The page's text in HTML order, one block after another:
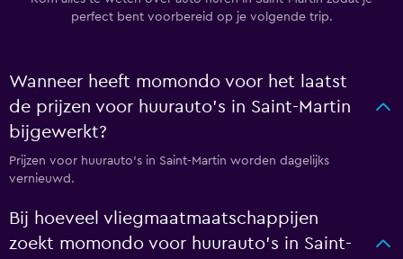
perfect bent voorbereid op je volgende trip.
Wanneer heeft momondo voor het laatst
de prijzen voor huurauto's in Saint-Martin
bijgewerkt?
Prijzen voor huurauto's in Saint-Martin worden dagelijks
vernieuwd.
Bij hoeveel vliegmaatmaatschappijen
zoekt momondo voor huurauto's in Saint-